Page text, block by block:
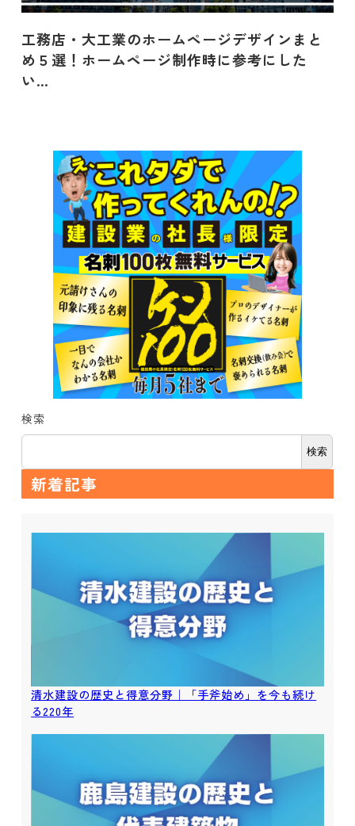
工務店・大工業のホームページデザインまと
め５選！ホームページ制作時に参考にした
い…
検索
検索
新着記事
清水建設の歴史と得意分野｜「手斧始め」を今も続け
る220年